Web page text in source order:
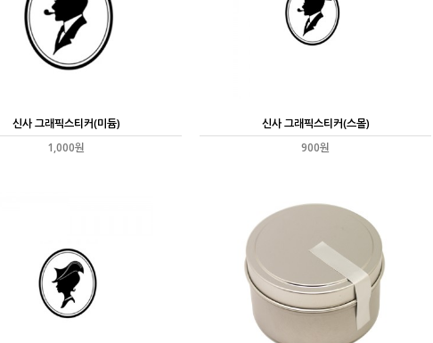
신사 그래픽스티커(미듐)
1,000원
신사 그래픽스티커(스몰)
900원